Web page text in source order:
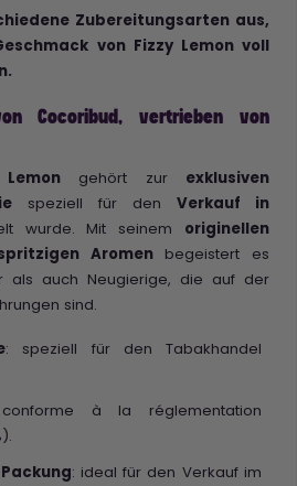
Zubereitungsarten aus,
von Fizzy Lemon voll
Cocoribud, vertrieben von
gehört zur exklusiven
speziell für den Verkauf in
wurde. Mit seinem originellen
Aromenbegeistert es
als auch Neugierige, die auf der
sind.
: speziell für den Tabakhandel
à la réglementation
: ideal für den Verkauf im